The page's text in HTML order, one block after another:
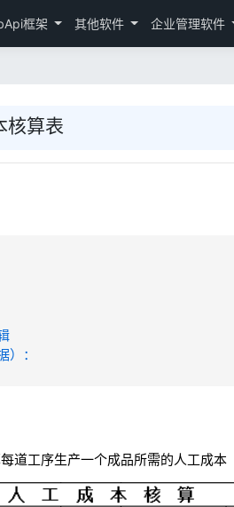
框架 其他软件 企业管理软件
核算表
：
道工序生产一个成品所需的人工成本